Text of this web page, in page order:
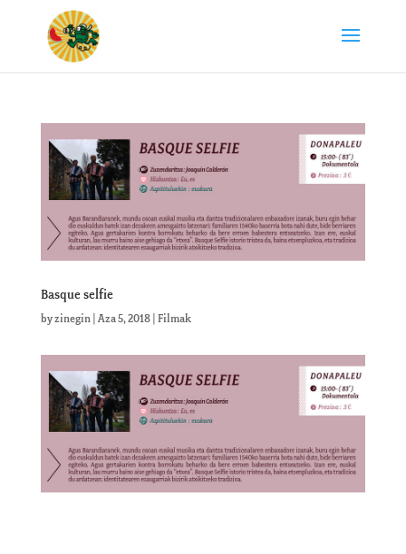
Basque selfie
byzinegin| Aza 5, 2018| Filmak